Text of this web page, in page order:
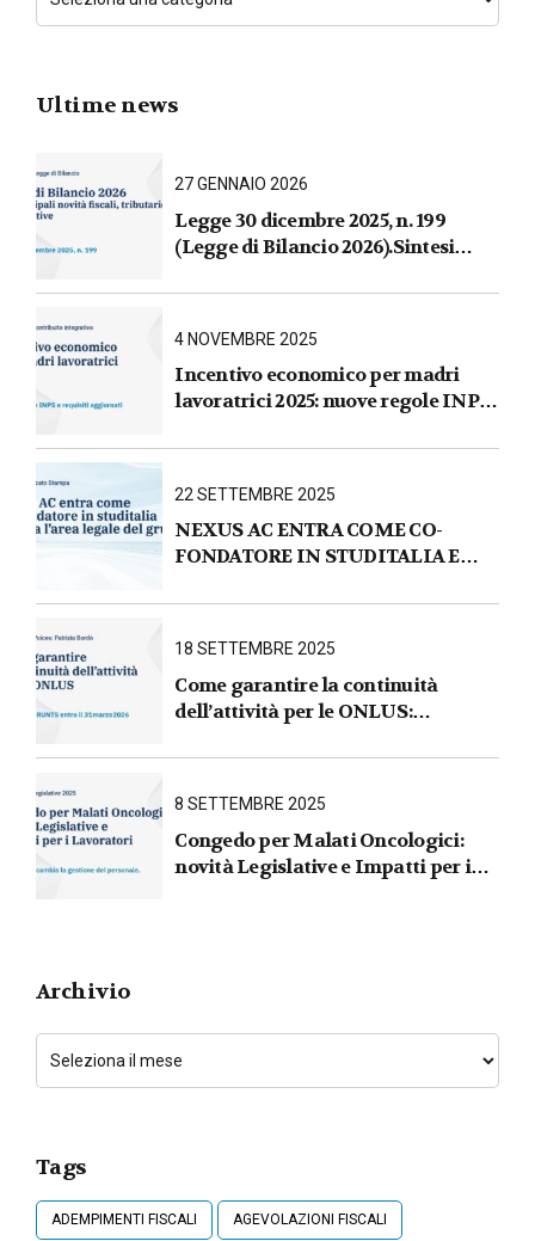
Ultime news
27 GENNAIO 2026
Legge 30 dicembre 2025, n. 199
(Legge di Bilancio 2026).Sintesi
fiscali, tributarie, contributive e per
4 NOVEMBRE 2025
Incentivo economico per madri
lavoratrici 2025: nuove regole INPS
22 SETTEMBRE 2025
NEXUS AC ENTRA COME CO-
FONDATORE IN STUDITALIA E
GRUPPO
18 SETTEMBRE 2025
Come garantire la continuità
dell’attività per le ONLUS :
31 marzo 2026
8 SETTEMBRE 2025
Congedo per Malati Oncologici:
novità Legislative e Impatti per i
Archivio
Tags
ADEMPIMENTI FISCALI AGEVOLAZIONI FISCALI